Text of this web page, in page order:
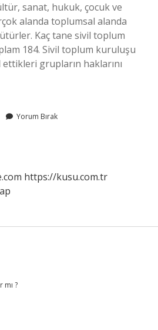
sanat, hukuk, çocuk ve
alanda toplumsal alanda
Kaç tane sivil toplum
184. Sivil toplum kuruluşu
ettikleri grupların haklarını
Yorum Bırak
https://kusu.com.tr
?